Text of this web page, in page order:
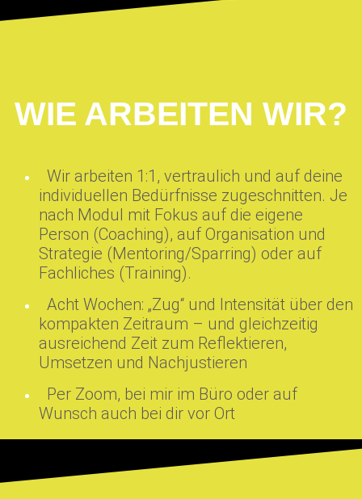
WIE ARBEITEN WIR?
Wir arbeiten 1:1, vertraulich und auf deine
individuellen Bedürfnisse zugeschnitten. Je
nach Modul mit Fokus auf die eigene
Person (Coaching), auf Organisation und
Strategie (Mentoring/Sparring) oder auf
Fachliches (Training).
Acht Wochen: „Zug“ und Intensität über den
kompakten Zeitraum – und gleichzeitig
ausreichend Zeit zum Reflektieren,
Umsetzen und Nachjustieren
Per Zoom, bei mir im Büro oder auf
Wunsch auch bei dir vor Ort